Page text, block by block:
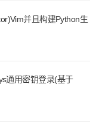
并且构建Python生
通用密钥登录(基于